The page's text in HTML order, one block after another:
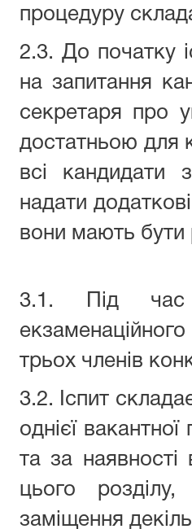
процедуру
2.3. До початку
на запитання
секретаря про
достатньою для
всі кандидати
надати
вони мають бути
3.1. Під час
трьох членів
3.2. Іспит
однієї
та за наявності
цього
заміщення